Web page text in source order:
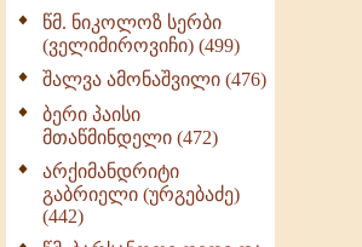
წმ. ნიკოლოზ სერბი
(ველიმიროვიჩი) (499)
შალვა ამონაშვილი (476)
ბერი პაისი
მთაწმინდელი (472)
არქიმანდრიტი
გაბრიელი (ურგებაძე)
(442)